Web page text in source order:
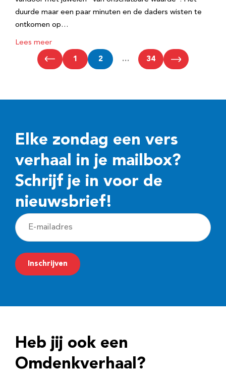
duurde maar een paar minuten en de daders wisten te
ontkomen op…
Lees meer
1 2 … 34
Elke zondag een vers
verhaal in je mailbox?
Schrijf je in voor de
nieuwsbrief!
E
-
m
a
r
e
Inschrijven
Heb jij ook een
Omdenkverhaal?